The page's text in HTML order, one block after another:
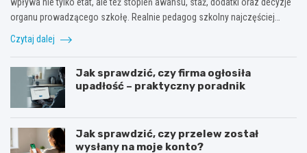
organu prowadzącego szkołę. Realnie pedagog szkolny najczęściej…
Czytaj dalej
Jak sprawdzić, czy firma ogłosiła
upadłość – praktyczny poradnik
Jak sprawdzić, czy przelew został
wysłany na moje konto?